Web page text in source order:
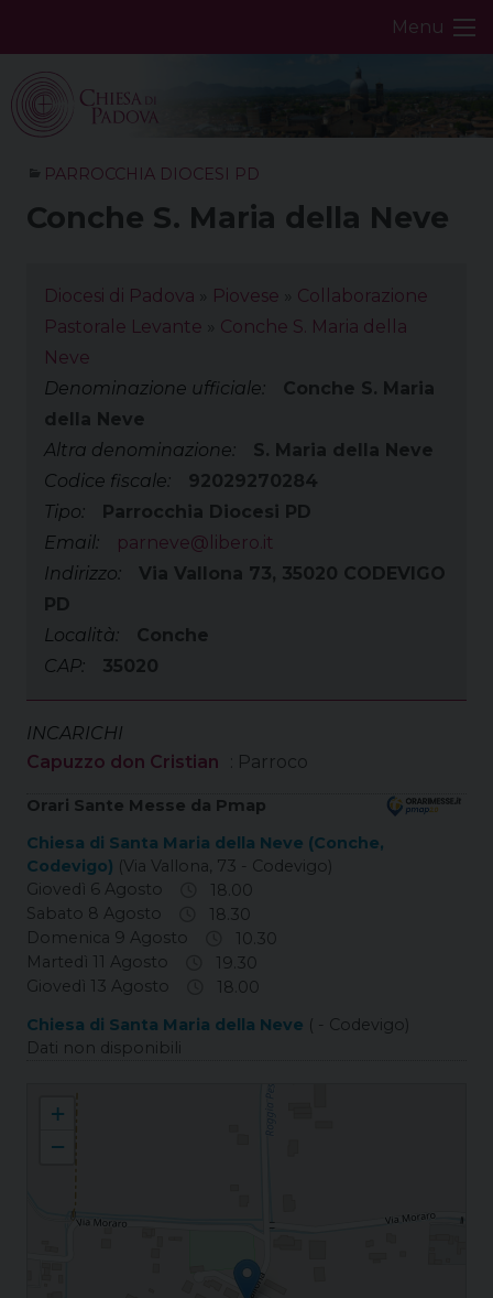
Menu
PARROCCHIA DIOCESI PD
Conche S. Maria della Neve
Diocesi di Padova Piovese
Collaborazione
Pastorale Levante
Conche S. Maria della
Neve
Denominazione ufficiale:
Conche S. Maria
della Neve
Altra denominazione:
S. Maria della Neve
Codice fiscale:
92029270284
Tipo:
Parrocchia Diocesi PD
Email:
parneve@libero.it
Indirizzo:
Via Vallona 73, 35020 CODEVIGO
PD
Località:
Conche
CAP:
35020
INCARICHI
Capuzzo don Cristian
: Parroco
Orari Sante Messe da Pmap
Chiesa di Santa Maria della Neve (Conche,
Codevigo) (Via Vallona, 73 - Codevigo)
Giovedì 6 Agosto
18.00
Sabato 8 Agosto
18.30
Domenica 9 Agosto
10.30
Martedì 11 Agosto
19.30
Giovedì 13 Agosto
18.00
Chiesa di Santa Maria della Neve ( - Codevigo)
Dati non disponibili
+
−